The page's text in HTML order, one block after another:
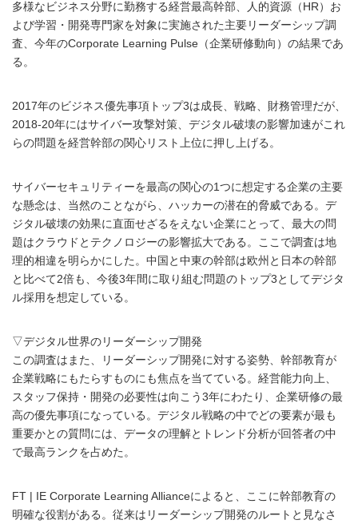
多様なビジネス分野に勤務する経営最高幹部、人的資源（HR）お
よび学習・開発専門家を対象に実施された主要リーダーシップ調
査、今年のCorporate Learning Pulse（企業研修動向）の結果であ
る。
2017年のビジネス優先事項トップ3は成長、戦略、財務管理だが、
2018-20年にはサイバー攻撃対策、デジタル破壊の影響加速がこれ
らの問題を経営幹部の関心リスト上位に押し上げる。
サイバーセキュリティーを最高の関心の1つに想定する企業の主要
な懸念は、当然のことながら、ハッカーの潜在的脅威である。デ
ジタル破壊の効果に直面せざるをえない企業にとって、最大の問
題はクラウドとテクノロジーの影響拡大である。ここで調査は地
理的相違を明らかにした。中国と中東の幹部は欧州と日本の幹部
と比べて2倍も、今後3年間に取り組む問題のトップ3としてデジタ
ル採用を想定している。
▽デジタル世界のリーダーシップ開発
この調査はまた、リーダーシップ開発に対する姿勢、幹部教育が
企業戦略にもたらすものにも焦点を当てている。経営能力向上、
スタッフ保持・開発の必要性は向こう3年にわたり、企業研修の最
高の優先事項になっている。デジタル戦略の中でどの要素が最も
重要かとの質問には、データの理解とトレンド分析が回答者の中
で最高ランクを占めた。
FT | IE Corporate Learning Allianceによると、ここに幹部教育の
明確な役割がある。従来はリーダーシップ開発のルートと見なさ